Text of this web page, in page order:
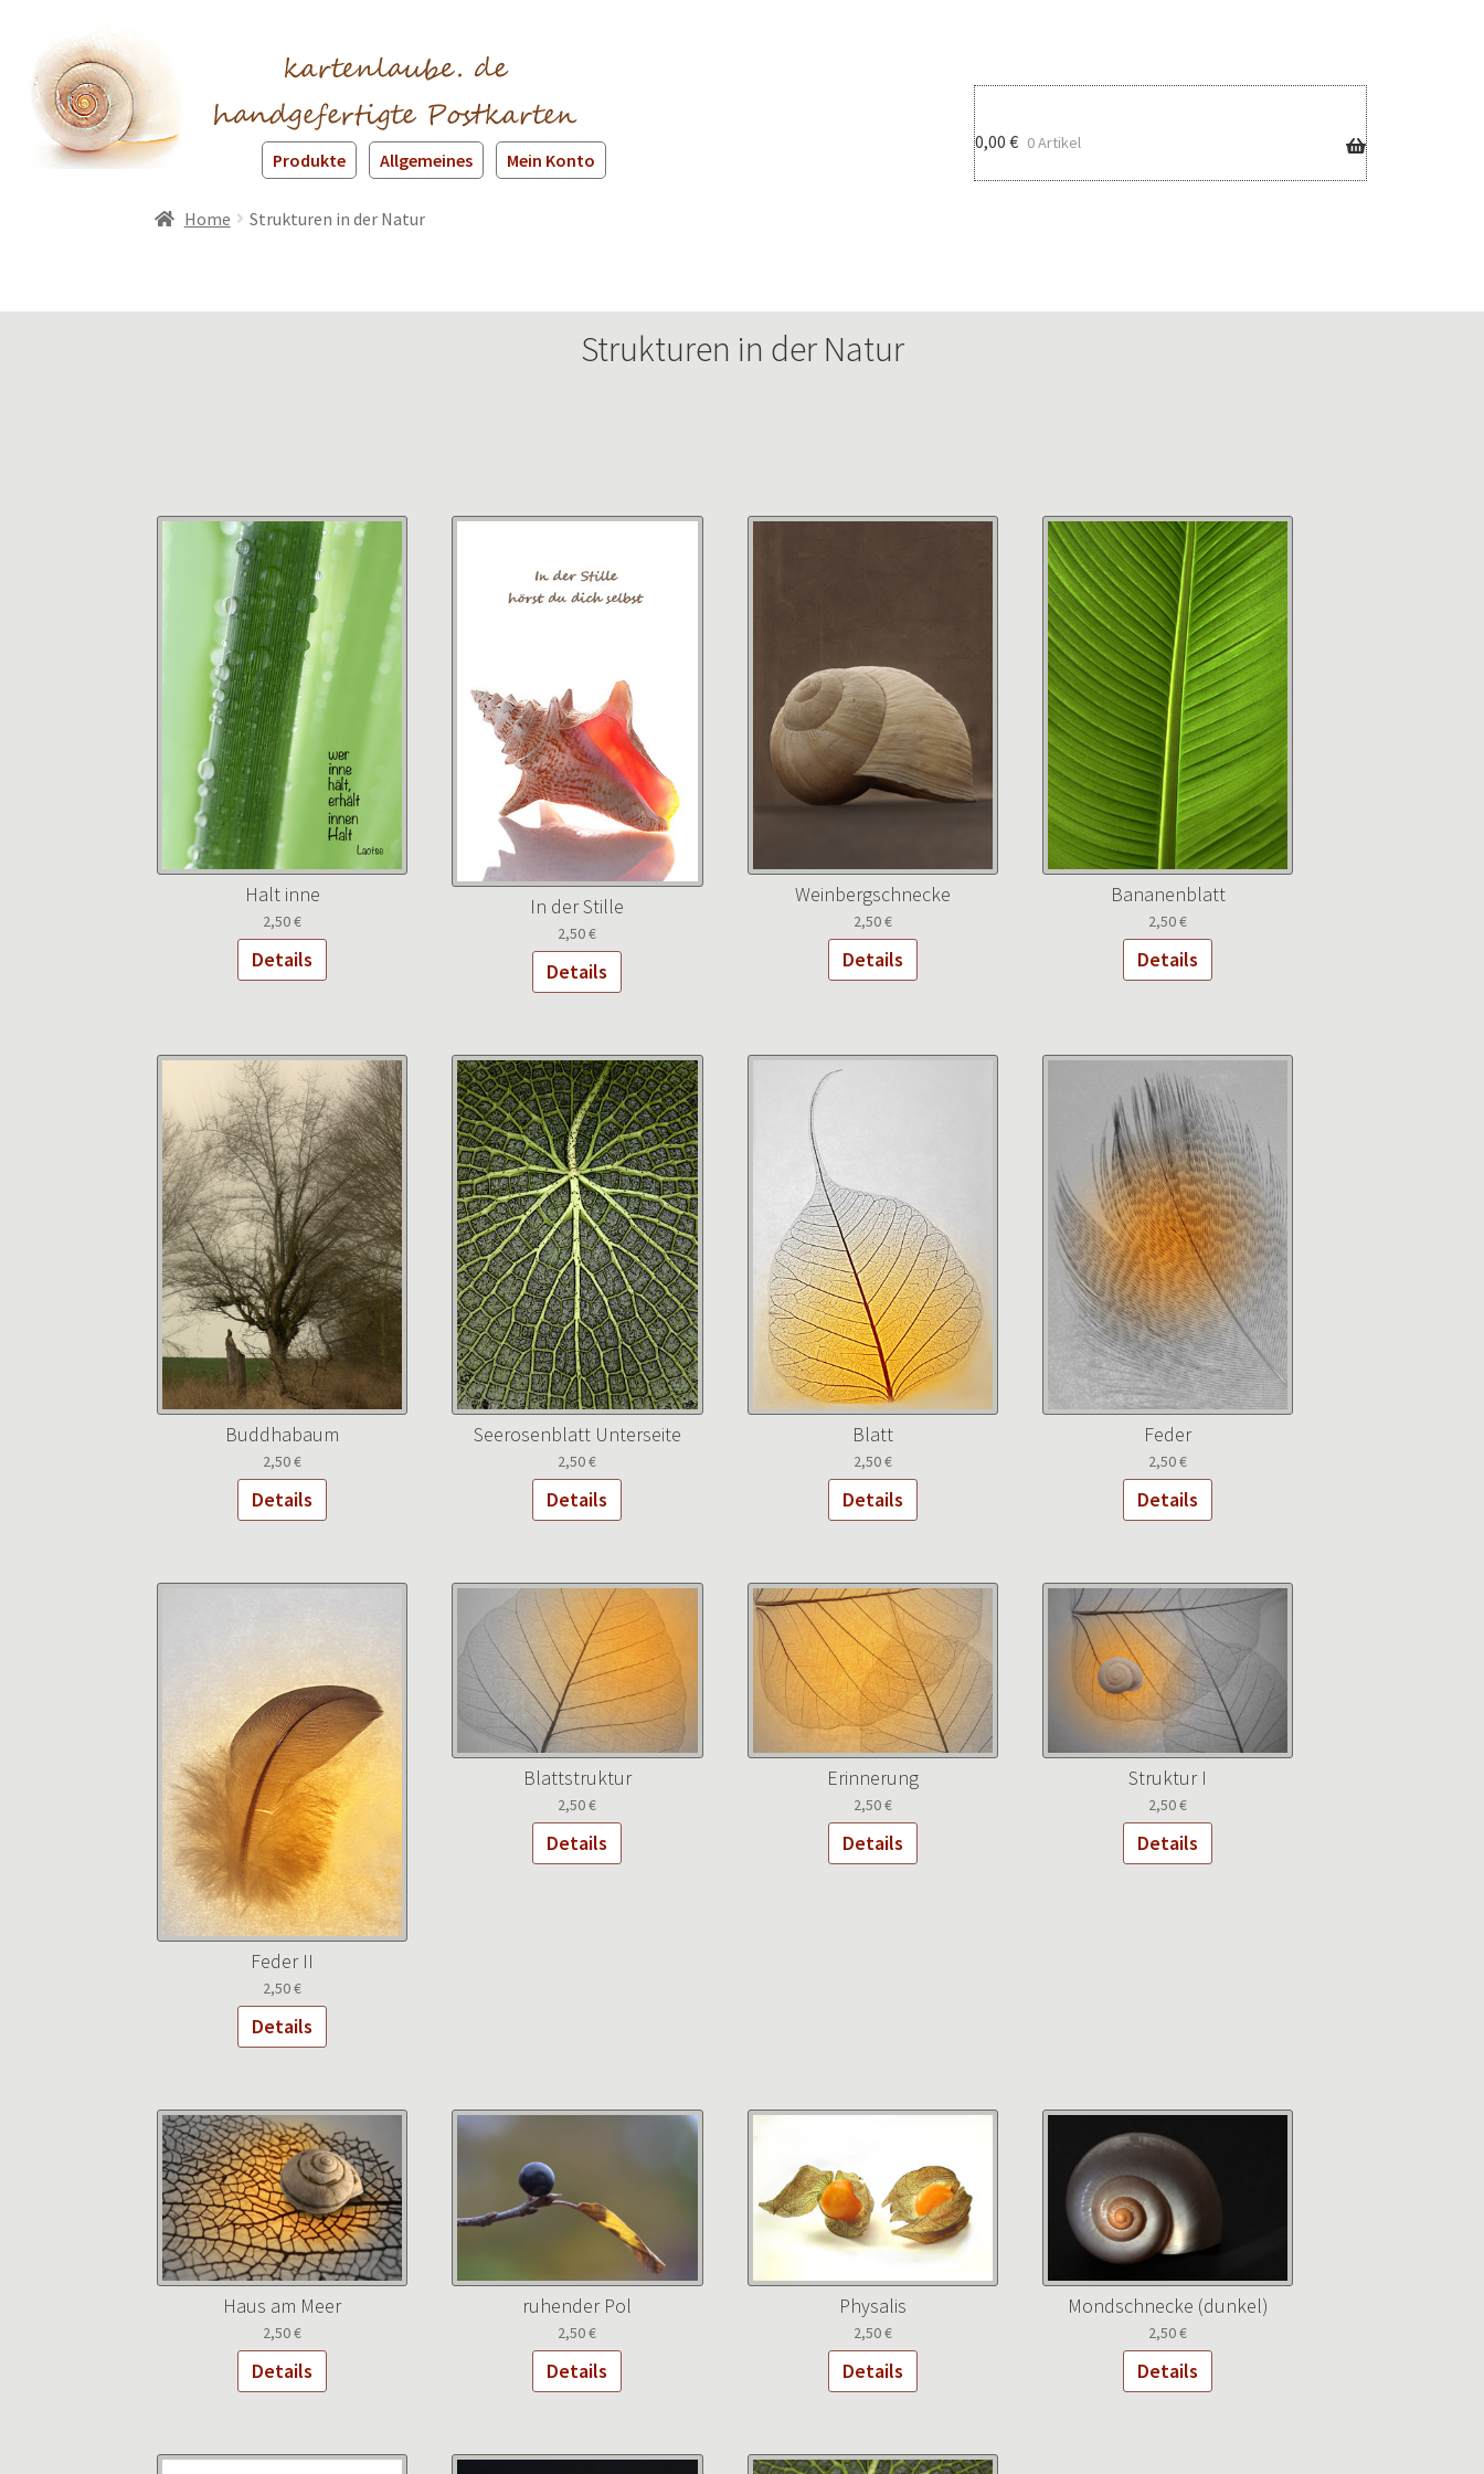
Produkte Allgemeines Mein Konto
0,00 € 0 Artikel
Home Strukturen in der Natur
Strukturen in der Natur
Halt inne
2,50€
Details
In der Stille
2,50€
Details
Weinbergschnecke
2,50€
Details
Bananenblatt
2,50€
Details
Buddhabaum
2,50€
Details
Seerosenblatt Unterseite
2,50€
Details
Blatt
2,50€
Details
Feder
2,50€
Details
Feder II
2,50€
Details
Blattstruktur
2,50€
Details
Erinnerung
2,50€
Details
Struktur I
2,50€
Details
Haus am Meer
2,50€
Details
ruhender Pol
2,50€
Details
Physalis
2,50€
Details
Mondschnecke (dunkel)
2,50€
Details